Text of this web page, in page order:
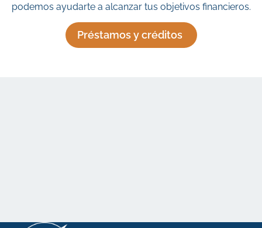
podemos ayudarte a alcanzar tus objetivos financieros.
Préstamos y créditos